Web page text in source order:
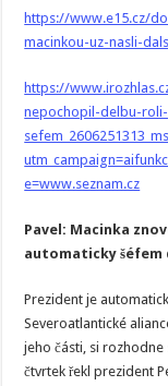
https://www.e15.cz/
macinkou-uz-nasli-
https://
nepochopil-delbu-
e=www.seznam.cz
Pavel: Macinka
automaticky šéfem
Prezident je
Severoatlantické
jeho části, si rozhodne
čtvrtek řekl prezident